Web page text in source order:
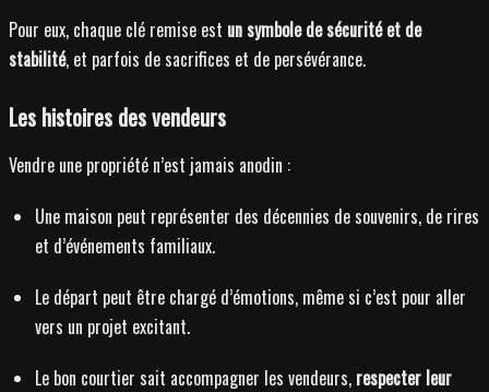
Pour eux, chaque clé remise est un symbole de sécurité et de
stabilité, et parfois de sacrifices et de persévérance.
Les histoires des vendeurs
Vendre une propriété n’est jamais anodin :
Une maison peut représenter des décennies de souvenirs, de rires
et d’événements familiaux.
Le départ peut être chargé d’émotions, même si c’est pour aller
vers un projet excitant.
Le bon courtier sait accompagner les vendeurs, respecter leur